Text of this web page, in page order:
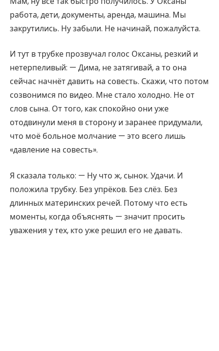
работа, дети, документы, аренда, машина. Мы
закрутились. Ну забыли. Не начинай, пожалуйста.
И тут в трубке прозвучал голос Оксаны, резкий и
нетерпеливый: — Дима, не затягивай, а то она
сейчас начнёт давить на совесть. Скажи, что потом
созвонимся по видео. Мне стало холодно. Не от
слов сына. От того, как спокойно они уже
отодвинули меня в сторону и заранее придумали,
что моё больное молчание — это всего лишь
«давление на совесть».
Я сказала только: — Ну что ж, сынок. Удачи. И
положила трубку. Без упрёков. Без слёз. Без
длинных материнских речей. Потому что есть
моменты, когда объяснять — значит просить
уважения у тех, кто уже решил его не давать.